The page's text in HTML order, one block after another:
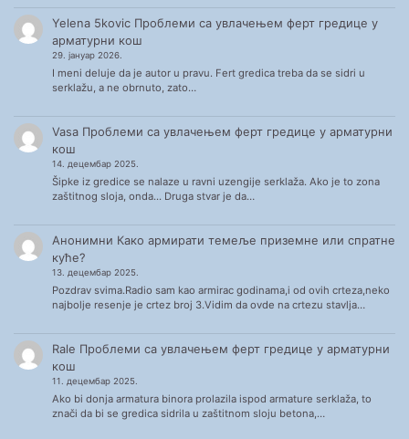
Yelena 5kovic Проблеми са увлачењем ферт гредице у
арматурни кош
29. јануар 2026.
I meni deluje da je autor u pravu. Fert gredica treba da se sidri u
serklažu, a ne obrnuto, zato…
Vasa Проблеми са увлачењем ферт гредице у арматурни
кош
14. децембар 2025.
Šipke iz gredice se nalaze u ravni uzengije serklaža. Ako je to zona
zaštitnog sloja, onda... Druga stvar je da…
Анонимни Како армирати темеље приземне или спратне
куће?
13. децембар 2025.
Pozdrav svima.Radio sam kao armirac godinama,i od ovih crteza,neko
najbolje resenje je crtez broj 3.Vidim da ovde na crtezu stavlja…
Rale Проблеми са увлачењем ферт гредице у арматурни
кош
11. децембар 2025.
Ako bi donja armatura binora prolazila ispod armature serklaža, to
znači da bi se gredica sidrila u zaštitnom sloju betona,…